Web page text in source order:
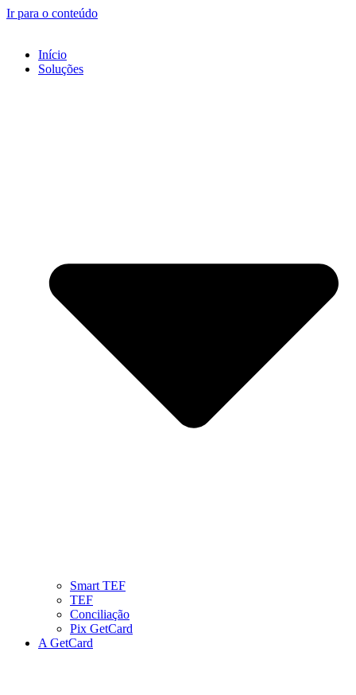
Ir para o conteúdo
Início
Soluções
Smart TEF
TEF
Conciliação
Pix GetCard
A GetCard